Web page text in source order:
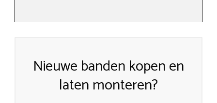
Nieuwe banden kopen en
laten monteren?